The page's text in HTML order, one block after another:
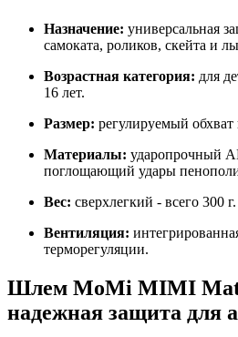
Назначение: универсальная
самоката, роликов, скейта и
Возрастная категория: для
16 лет.
Размер: регулируемый
Материалы: ударопрочный
поглощающий удары
Вес: сверхлегкий - всего 300 г.
Вентиляция:
терморегуляции.
Шлем MoMi MIMI
надежная защита для